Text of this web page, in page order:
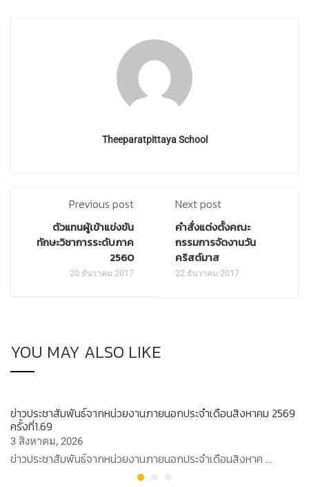
Theeparatpittaya School
Previous post
ตัวแทนผู้เข้าแข่งขัน
ทักษะวิชาการระดับภาค
2560
20 ธันวาคม 2017
Next post
คำสั่งแต่งตั้งคณะ
กรรมการจัดงานวัน
คริสต์มาส
22 ธันวาคม 2017
YOU MAY ALSO LIKE
ข่าวประชาสัมพันธ์จากหน่วยงานภายนอกประจำเดือนสิงหาคม 2569
ครั้งที่1.69
3 สิงหาคม, 2026
ข่าวประชาสัมพันธ์จากหน่วยงานภายนอกประจำเดือนสิงหาค …